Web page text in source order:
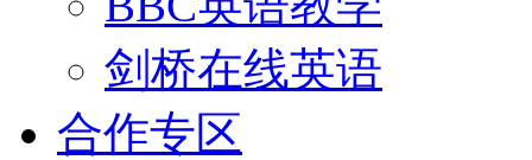
剑桥在线英语
合作专区